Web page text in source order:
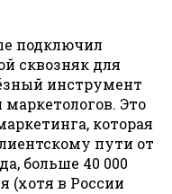
подключил
сквозняк для
инструмент
Это
которая
пути от
больше 40 000
(хотя в России